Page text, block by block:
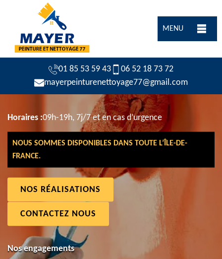
MENU
01 85 53 59 43
06 52 18 73 72
mayerpeinturenettoyage77@gmail.com
Horaires :09h-19h, 7j/7 et en cas d’urgence
NOUS SOMMES DISPONIBLES DANS TOUTE L’ÎLE-DE-
FRANCE.
NOS RÉALISATIONS
CONTACTEZ NOUS
Nos engagements